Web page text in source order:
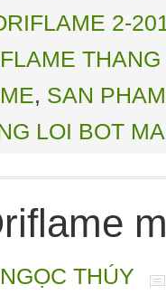
2-
, SAN
LOI BOT
THÚY